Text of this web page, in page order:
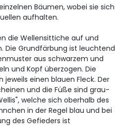
Bäumen, wobei sie sich
aufhalten.
die Wellensittiche auf und
Die Grundfärbung ist leuchtend
aus schwarzem und
und Kopf überzogen. Die
einen blauen Fleck. Der
und die Füße sind grau-
welche sich oberhalb des
in der Regel blau und bei
des Gefieders ist